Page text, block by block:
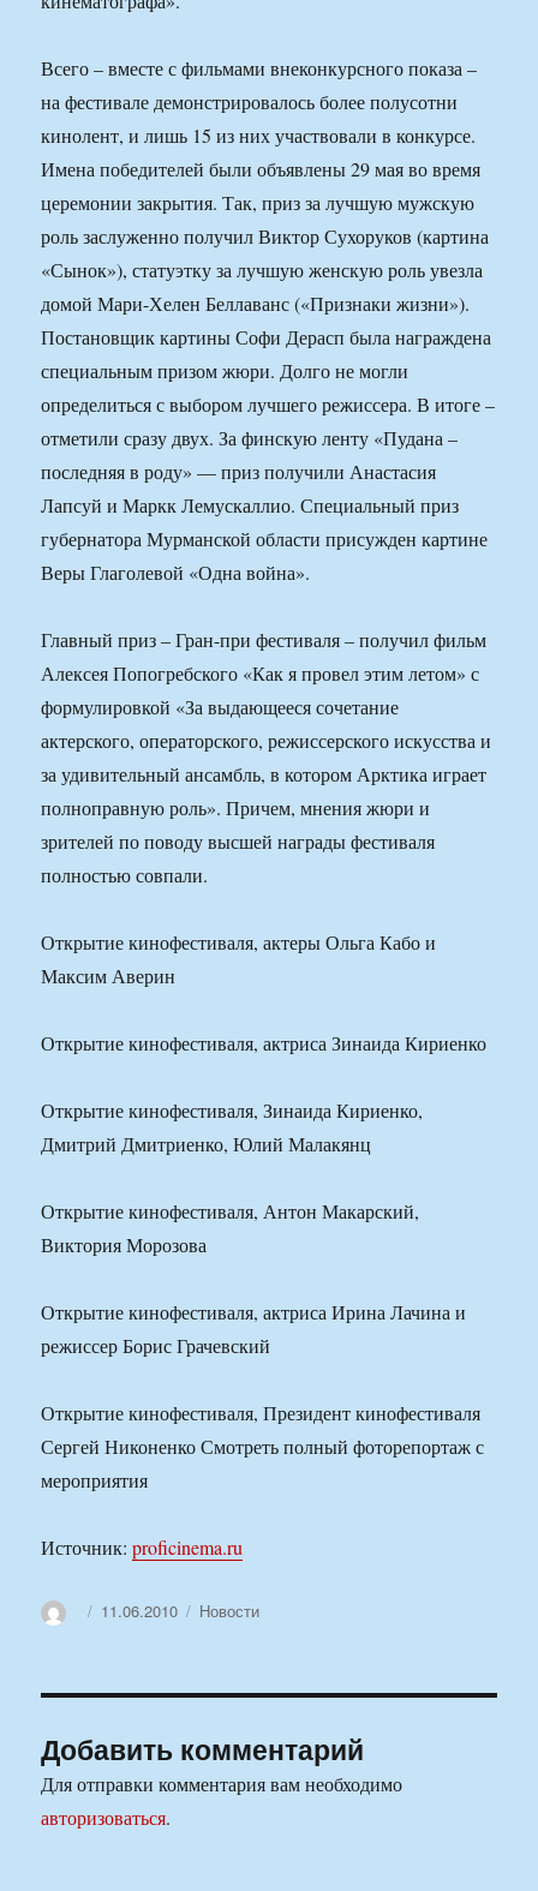
Всего – вместе с фильмами внеконкурсного показа –
на фестивале демонстрировалось более полусотни
кинолент, и лишь 15 из них участвовали в конкурсе.
Имена победителей были объявлены 29 мая во время
церемонии закрытия. Так, приз за лучшую мужскую
роль заслуженно получил Виктор Сухоруков (картина
«Сынок»), статуэтку за лучшую женскую роль увезла
домой Мари-Хелен Беллаванс («Признаки жизни»).
Постановщик картины Софи Дерасп была награждена
специальным призом жюри. Долго не могли
определиться с выбором лучшего режиссера. В итоге –
отметили сразу двух. За финскую ленту «Пудана –
последняя в роду» — приз получили Анастасия
Лапсуй и Маркк Лемускаллио. Специальный приз
губернатора Мурманской области присужден картине
Веры Глаголевой «Одна война».
Главный приз – Гран-при фестиваля – получил фильм
Алексея Попогребского «Как я провел этим летом» с
формулировкой «За выдающееся сочетание
актерского, операторского, режиссерского искусства и
за удивительный ансамбль, в котором Арктика играет
полноправную роль». Причем, мнения жюри и
зрителей по поводу высшей награды фестиваля
полностью совпали.
Открытие кинофестиваля, актеры Ольга Кабо и
Максим Аверин
Открытие кинофестиваля, актриса Зинаида Кириенко
Открытие кинофестиваля, Зинаида Кириенко,
Дмитрий Дмитриенко, Юлий Малакянц
Открытие кинофестиваля, Антон Макарский,
Виктория Морозова
Открытие кинофестиваля, актриса Ирина Лачина и
режиссер Борис Грачевский
Открытие кинофестиваля, Президент кинофестиваля
Сергей Никоненко Смотреть полный фоторепортаж с
мероприятия
Источник:proficinema.ru
АвторОпубликовано
11.06.2010 Рубрики
Новости
Добавить комментарий
Для отправки комментария вам необходимо
авторизоваться.